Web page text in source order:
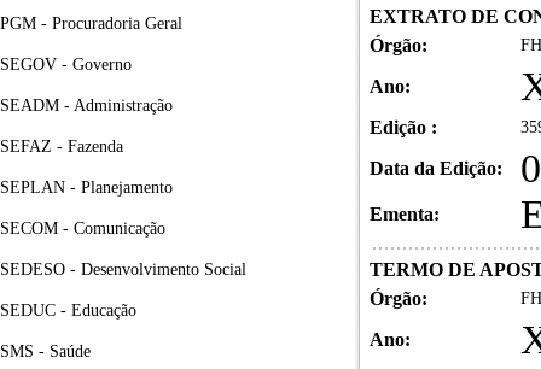
PGM - Procuradoria Geral
SEGOV - Governo
SEADM - Administração
SEFAZ - Fazenda
SEPLAN - Planejamento
SECOM - Comunicação
SEDESO - Desenvolvimento Social
SEDUC - Educação
SMS - Saúde
EXTRATO DE
Órgão:
Ano:
Edição :
Data da Edição:
Ementa:
TERMO DE
Órgão:
Ano: